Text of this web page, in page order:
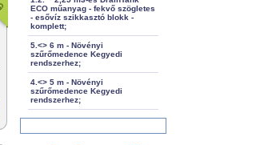
ECO műanyag - fekvő szögletes
- esővíz szikkasztó blokk -
komplett;
5.<> 6 m - Növényi
szűrőmedence Kegyedi
rendszerhez;
4.<> 5 m - Növényi
szűrőmedence Kegyedi
rendszerhez;